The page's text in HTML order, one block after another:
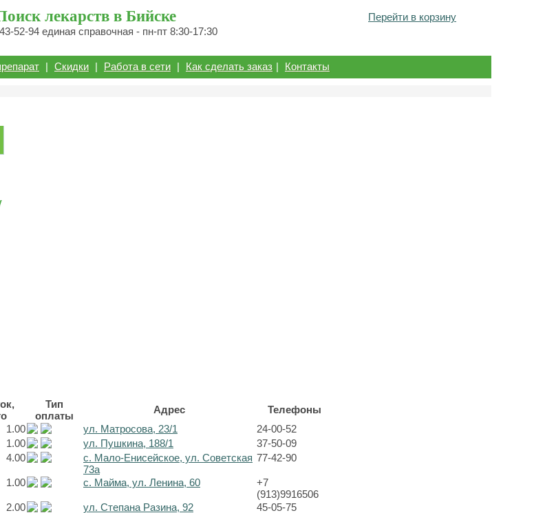
лекарств в Бийске
52-94 единая справочная - пн-пт 8:30-17:30
Перейти в корзину
| Скидки | Работа в сети | Как сделать заказ | Контакты
Тип
оплаты
Адрес
Телефоны
1.00 ул. Матросова, 23/1
24-00-52
1.00 ул. Пушкина, 188/1
37-50-09
4.00
с. Мало-Енисейское, ул. Советская
73а
77-42-90
1.00 с. Майма, ул. Ленина, 60
+7
(913)9916506
2.00 ул. Степана Разина, 92
45-05-75